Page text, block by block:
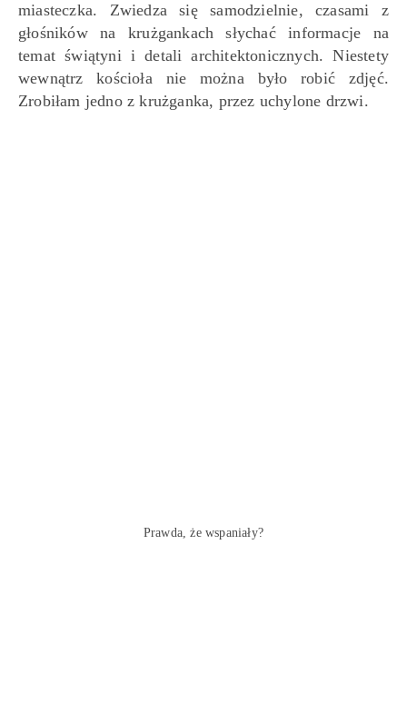
miasteczka. Zwiedza się samodzielnie, czasami z
głośników na krużgankach słychać informacje na
temat świątyni i detali architektonicznych. Niestety
wewnątrz kościoła nie można było robić zdjęć.
Zrobiłam jedno z krużganka, przez uchylone drzwi.
Prawda, że wspaniały?